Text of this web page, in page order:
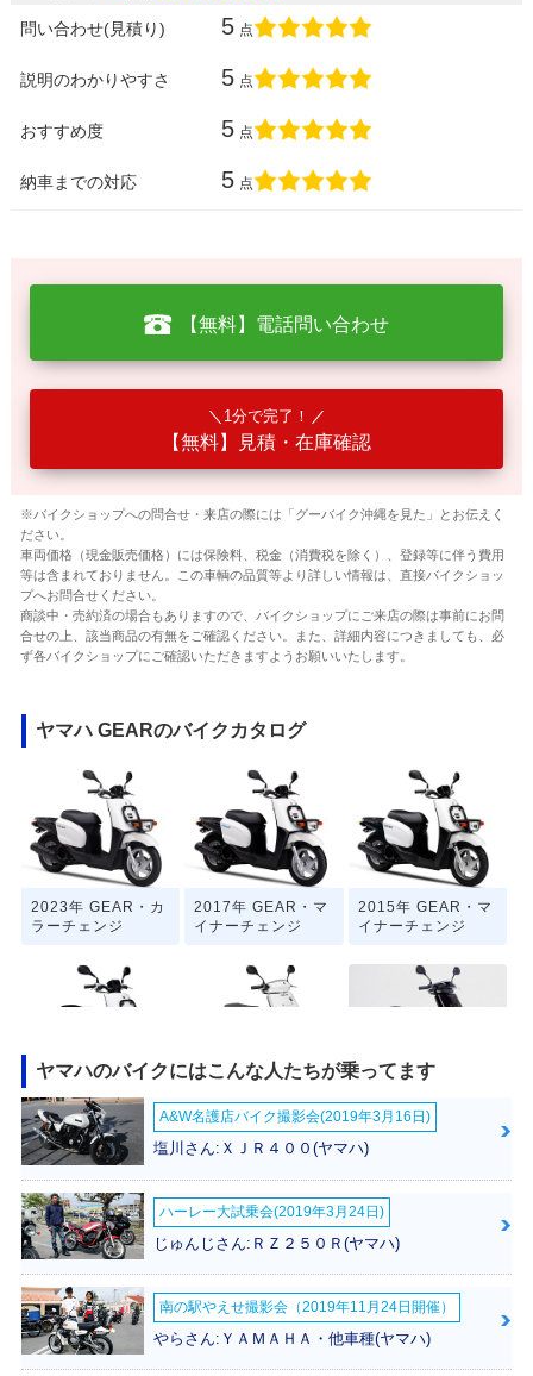
問い合わせ(見積り) 5 点
説明のわかりやすさ 5 点
おすすめ度 5 点
納車までの対応 5 点
【無料】電話問い合わせ
1分で完了！
【無料】見積・在庫確認
※バイクショップへの問合せ・来店の際には「グーバイク沖縄を見た」とお伝えく
ださい。
車両価格（現金販売価格）には保険料、税金（消費税を除く）、登録等に伴う費用
等は含まれておりません。この車輌の品質等より詳しい情報は、直接バイクショッ
プへお問合せください。
商談中・売約済の場合もありますので、バイクショップにご来店の際は事前にお問
合せの上、該当商品の有無をご確認ください。また、詳細内容につきましても、必
ず各バイクショップにご確認いただきますようお願いいたします。
ヤマハ GEARのバイクカタログ
2023年 GEAR・カ
ラーチェンジ
2017年 GEAR・マ
イナーチェンジ
2015年 GEAR・マ
イナーチェンジ
2008年 GEAR・フ
ルモデルチェンジ
2006年 GEAR・マ
イナーチェンジ
2003年 GEAR Bla
ck Edition・特別・
限定仕様
2000年 GEAR・マ
イナーチェンジ
1996年 GEAR・マ
イナーチェンジ
1994年 GEAR・新
登場
ヤマハのバイクにはこんな人たちが乗ってます
A&W名護店バイク撮影会(2019年3月16日)
塩川さん:ＸＪＲ４００(ヤマハ)
ハーレー大試乗会(2019年3月24日)
じゅんじさん:ＲＺ２５０Ｒ(ヤマハ)
南の駅やえせ撮影会（2019年11月24日開催）
やらさん:ＹＡＭＡＨＡ・他車種(ヤマハ)